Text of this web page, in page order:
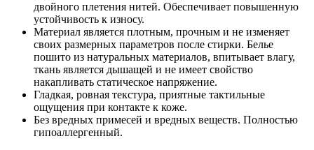
двойного плетения нитей. Обеспечивает повышенную
устойчивость к износу.
Материал является плотным, прочным и не изменяет
своих размерных параметров после стирки. Белье
пошито из натуральных материалов, впитывает влагу,
ткань является дышащей и не имеет свойство
накапливать статическое напряжение.
Гладкая, ровная текстура, приятные тактильные
ощущения при контакте к коже.
Без вредных примесей и вредных веществ. Полностью
гипоаллергенный.